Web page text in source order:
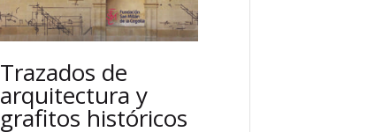
Trazados de
arquitectura y
grafitos históricos